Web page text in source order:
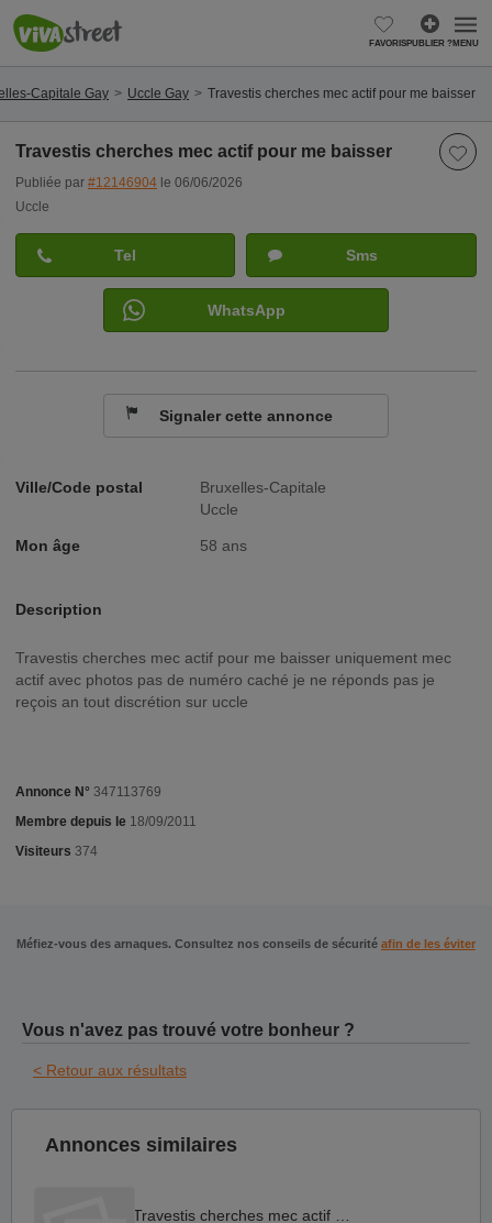
FAVORISPUBLIER ?MENU
Capitale Gay Uccle Gay Travestis cherches mec actif pour me baisser
Travestis cherches mec actif pour me baisser
Publiée par #12146904 le 06/06/2026
Uccle
Ville/Code postal
Bruxelles-Capitale
Uccle
Mon âge 58 ans
Description
Travestis cherches mec actif pour me baisser uniquement mec
actif avec photos pas de numéro caché je ne réponds pas je
reçois an tout discrétion sur uccle
Annonce N° 347113769
Membre depuis le 18/09/2011
Visiteurs 374
Méfiez-vous des arnaques. Consultez nos conseils de sécurité afin de les éviter
Tel Sms
WhatsApp
Signaler cette annonce
Vous n'avez pas trouvé votre bonheur ?
< Retour aux résultats
Annonces similaires